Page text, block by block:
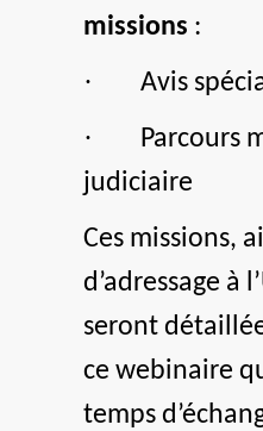
missions :
· Avis
· Parcours
judiciaire
Ces missions,
d’adressage à
seront
ce webinaire
temps